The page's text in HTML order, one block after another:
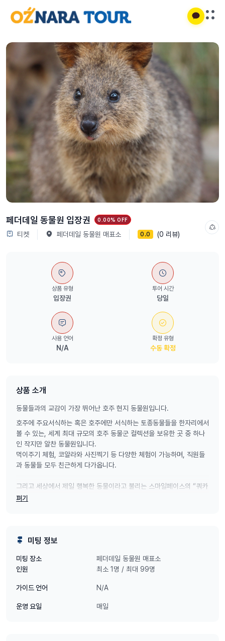
페더데일 동물원 입장권 0.00% OFF
티켓 페더데일 동물원 매표소 0.0 (0 리뷰)
상품 유형
입장권
투어 시간
당일
사용 언어
N/A
확정 유형
수동 확정
상품 소개
동물들과의 교감이 가장 뛰어난 호주 현지 동물원입니다.
호주에 주요서식하는 혹은 호주에만 서식하는 토종동물들을 한자리에서
볼 수 있는, 세계 최대 규모의 호주 동물군 컬렉션을 보유한 곳 중 하나
인 작지만 알찬 동물원입니다.
먹이주기 체험, 코알라와 사진찍기 등 다양한 체험이 가능하며, 직원들
과 동물들 모두 친근하게 다가옵니다.
그리고 세상에서 제일 행복한 동물이라고 불리는 스마일페이스의 “쿼카
(Quokka)”를 동물원중에서는 가장 가까운 곳에서 만나볼 수 있는 곳이
펴기
미팅 정보
미팅 장소
페더데일 동물원 매표소
인원
최소 1명 / 최대 99명
가이드 언어 N/A
운영 요일 매일